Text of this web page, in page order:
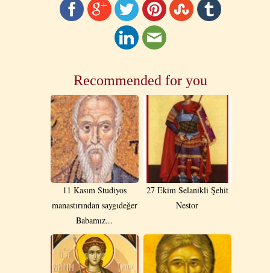
Recommended for you
11 Kasım Studiyos
manastırından saygıdeğer
Babamız...
27 Ekim Selanikli Şehit
Nestor